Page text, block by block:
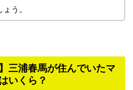
う。
三浦春馬が住んでいたマ
いくら？